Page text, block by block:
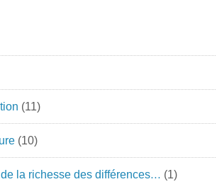
(11)
(10)
la richesse des différences… (1)